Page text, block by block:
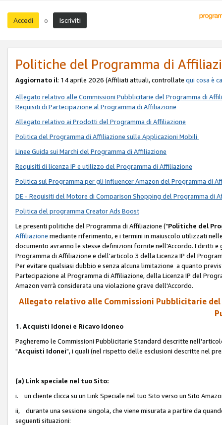
Accedi o Iscriviti
Politiche del Programma di
Aggiornato il: 14 aprile 2026 (Affiliati attuali, controllate qui cosa è
Allegato relativo alle Commissioni Pubblicitarie del Programma di
Requisiti di Partecipazione al Programma di Affiliazione
Allegato relativo ai Prodotti del Programma di Affiliazione
Politica del Programma di Affiliazione sulle Applicazioni Mobili
Linee Guida sui Marchi del Programma di Affiliazione
Requisiti di licenza IP e utilizzo del Programma di Affiliazione
Politica sul Programma per gli Influencer Amazon del Programma di
DE - Requisiti del Motore di Comparison Shopping del Programma di
Politica del programma Creator Ads Boost
Le presenti politiche del Programma di Affiliazione ("Politiche del
Affiliazione mediante riferimento, e i termini in maiuscolo utilizzati
documento avranno le stesse definizioni fornite nell'Accordo. I diritti
Programma di Affiliazione e dell'articolo 3 della Licenza IP del
Per evitare qualsiasi dubbio e senza alcuna limitazione a quanto
Partecipazione al Programma di Affiliazione, della Licenza IP del
Amazon verrà considerata una violazione grave dell'Accordo.
Allegato relativo alle Commissioni Pubblicitarie
1. Acquisti Idonei e Ricavo Idoneo
Pagheremo le Commissioni Pubblicitarie Standard descritte
"Acquisti Idonei", i quali (nel rispetto delle esclusioni descritte nel
(a) Link speciale nel tuo Sito:
i. un cliente clicca su un Link Speciale nel tuo Sito verso un Sito
ii, durante una sessione singola, che viene misurata a partire da
seguenti situazioni: